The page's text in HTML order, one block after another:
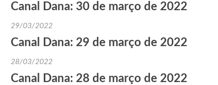
Canal Dana: 30 de março de 2022
29/03/2022
Canal Dana: 29 de março de 2022
28/03/2022
Canal Dana: 28 de março de 2022